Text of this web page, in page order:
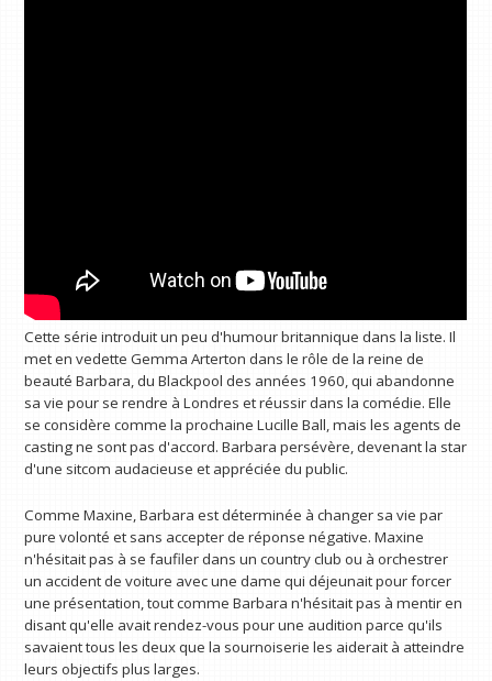
Cette série introduit un peu d'humour britannique dans la liste. Il
met en vedette Gemma Arterton dans le rôle de la reine de
beauté Barbara, du Blackpool des années 1960, qui abandonne
sa vie pour se rendre à Londres et réussir dans la comédie. Elle
se considère comme la prochaine Lucille Ball, mais les agents de
casting ne sont pas d'accord. Barbara persévère, devenant la star
d'une sitcom audacieuse et appréciée du public.
Comme Maxine, Barbara est déterminée à changer sa vie par
pure volonté et sans accepter de réponse négative. Maxine
n'hésitait pas à se faufiler dans un country club ou à orchestrer
un accident de voiture avec une dame qui déjeunait pour forcer
une présentation, tout comme Barbara n'hésitait pas à mentir en
disant qu'elle avait rendez-vous pour une audition parce qu'ils
savaient tous les deux que la sournoiserie les aiderait à atteindre
leurs objectifs plus larges.